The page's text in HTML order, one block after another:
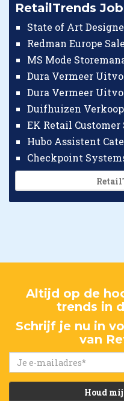
RetailTrends
State of Art
Redman Europe
MS Mode
Dura Vermeer
Dura Vermeer
Duifhuizen
EK Retail
Hubo Assistent
Altijd op de
trends in
Schrijf je nu in
van
Houd mij